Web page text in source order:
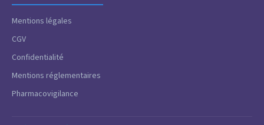
Mentions légales
CGV
Confidentialité
Mentions réglementaires
Pharmacovigilance